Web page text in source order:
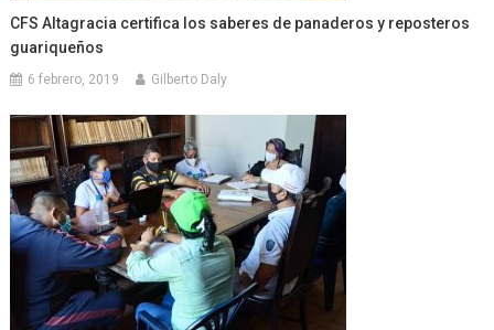
CFS Altagracia certifica los saberes de panaderos y reposteros
guariqueños
6 febrero, 2019 Gilberto Daly